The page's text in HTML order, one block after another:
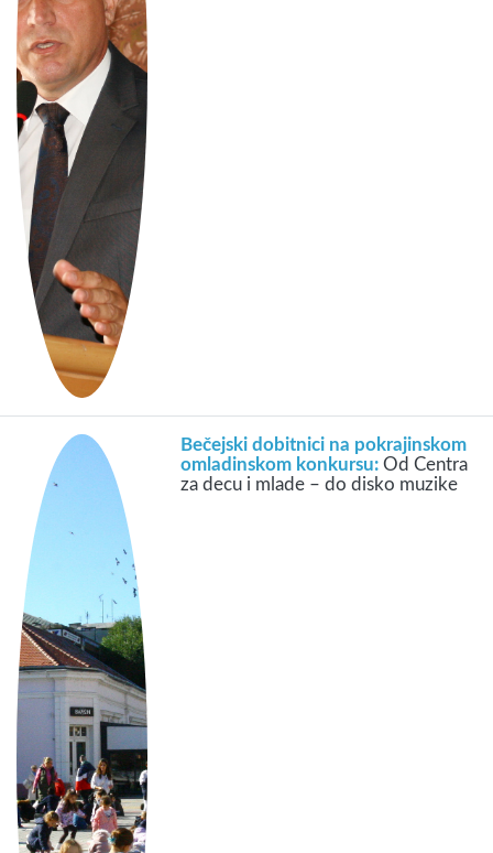
Bečejski dobitnici na pokrajinskom
omladinskom konkursu:Od Centra
za decu i mlade – do disko muzike